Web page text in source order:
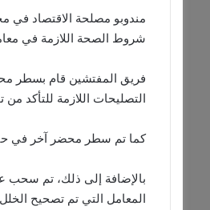
مندوبو مصلحة الاقتصاد في
شروط الصحة اللازمة في
فريق المفتشين قام بسطر
التصليحات اللازمة للتأكد
كما تم سطر محضر آخر في حق
بالإضافة إلى ذلك، تم سحب
المعامل التي تم تصحيح